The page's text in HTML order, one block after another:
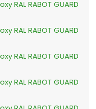
RAL RABOT GUARD
RAL RABOT GUARD
RAL RABOT GUARD
RAL RABOT GUARD